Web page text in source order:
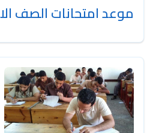
موعد امتحانات الصف